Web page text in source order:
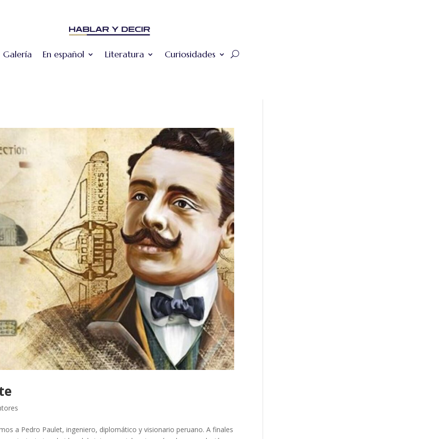
Galería En español Literatura Curiosidades
a Pedro Paulet, ingeniero, diplomático y visionario peruano. A finales